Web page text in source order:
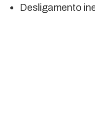
Desligamento